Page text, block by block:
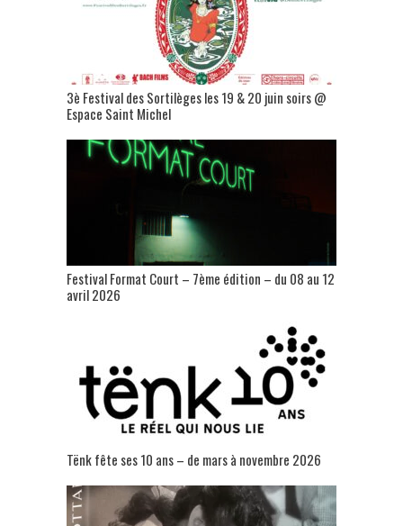
3è Festival des Sortilèges les 19 & 20 juin soirs @
Espace Saint Michel
Festival Format Court – 7ème édition – du 08 au 12
avril 2026
Tënk fête ses 10 ans – de mars à novembre 2026